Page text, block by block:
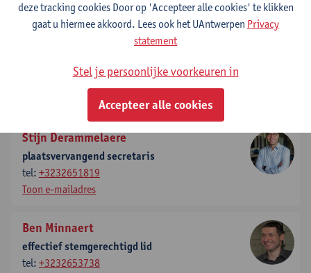
Toon e-mailadres
plaatsvervangend voorzitter
+3232651886
Stijn Derammelaere
plaatsvervangend secretaris
tel: +3232651819
Toon e-mailadres
Ben Minnaert
effectief stemgerechtigd lid
tel: +3232653738
deze tracking cookies Door op 'Accepteer alle cookies' te klikken
gaat u hiermee akkoord. Lees ook het UAntwerpen Privacy
statement
Stel je persoonlijke voorkeuren in
Accepteer alle cookies